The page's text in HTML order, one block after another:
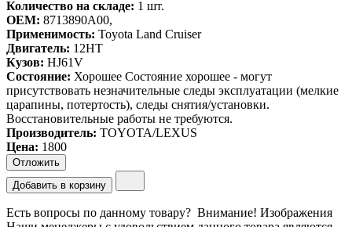
Количество на складе: 1 шт.
OEM: 8713890A00,
Применимость: Toyota Land Cruiser
Двигатель: 12HT
Кузов: HJ61V
Состояние: Хорошее Состояние хорошее - могут
присутствовать незначительные следы эксплуатации (мелкие
царапины, потертость), следы снятия/установки.
Восстановительные работы не требуются.
Производитель: TOYOTA/LEXUS
Цена: 1800
Отложить
Добавить в корзину
Есть вопросы по данному товару? Внимание! Изображения